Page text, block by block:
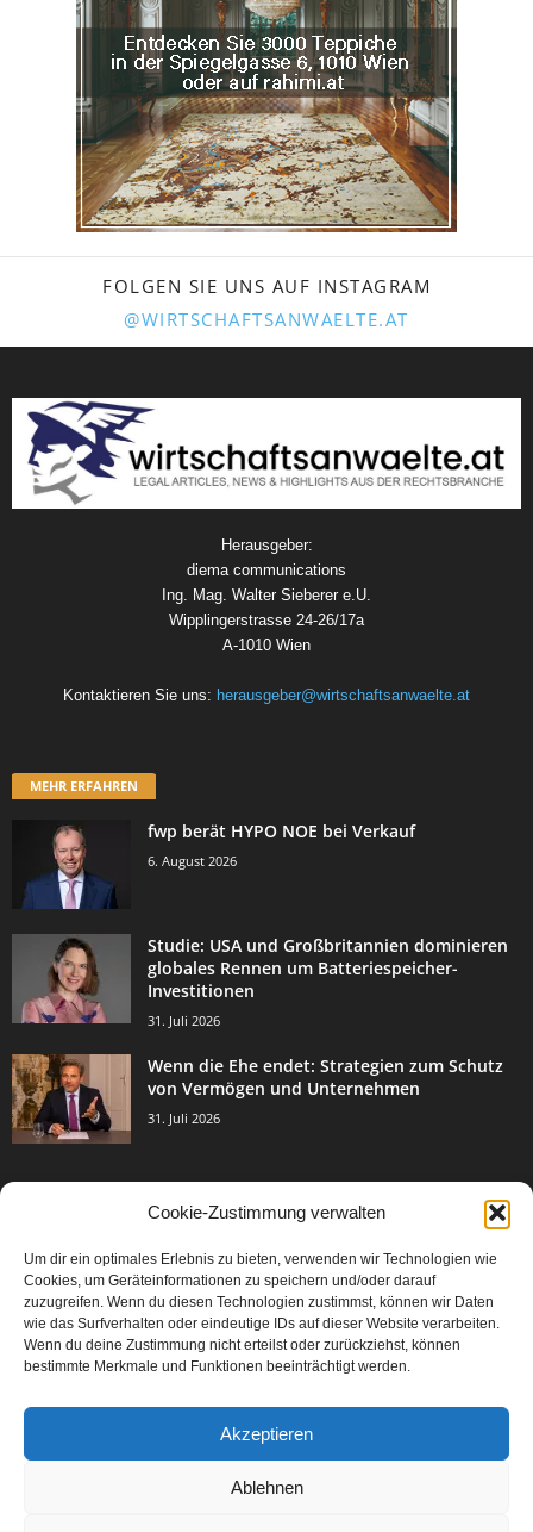
Cookie-Zustimmung verwalten
Um dir ein optimales Erlebnis zu bieten, verwenden wir Technologien wie
Cookies, um Geräteinformationen zu speichern und/oder darauf
zuzugreifen. Wenn du diesen Technologien zustimmst, können wir Daten
wie das Surfverhalten oder eindeutige IDs auf dieser Website verarbeiten.
Wenn du deine Zustimmung nicht erteilst oder zurückziehst, können
bestimmte Merkmale und Funktionen beeinträchtigt werden.
Akzeptieren
Ablehnen
FOLGEN SIE UNS AUF INSTAGRAM
@WIRTSCHAFTSANWAELTE.AT
Herausgeber:
diema communications
Ing. Mag. Walter Sieberer e.U.
Wipplingerstrasse 24-26/17a
A-1010 Wien
Kontaktieren Sie uns: herausgeber@wirtschaftsanwaelte.at
MEHR ERFAHREN
fwp berät HYPO NOE bei Verkauf
6. August 2026
Studie: USA und Großbritannien dominieren
globales Rennen um Batteriespeicher-
Investitionen
31. Juli 2026
Wenn die Ehe endet: Strategien zum Schutz
von Vermögen und Unternehmen
31. Juli 2026
Events & Success 3003
Breaking News 2067
Aktuelles
Featured Article
Karriere 567